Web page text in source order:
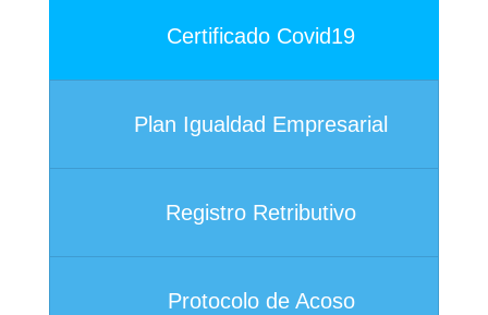
Certificado Covid19
Plan Igualdad Empresarial
Registro Retributivo
Protocolo de Acoso